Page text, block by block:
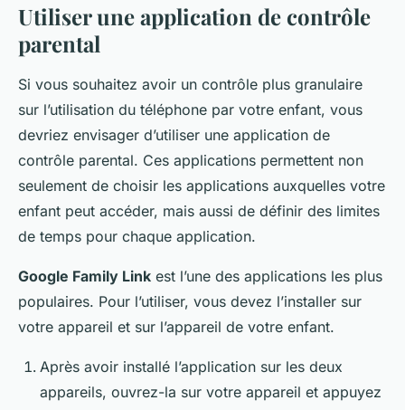
Utiliser une application de contrôle
parental
Si vous souhaitez avoir un contrôle plus granulaire
sur l’utilisation du téléphone par votre enfant, vous
devriez envisager d’utiliser une application de
contrôle parental. Ces applications permettent non
seulement de choisir les applications auxquelles votre
enfant peut accéder, mais aussi de définir des limites
de temps pour chaque application.
Google Family Link est l’une des applications les plus
populaires. Pour l’utiliser, vous devez l’installer sur
votre appareil et sur l’appareil de votre enfant.
Après avoir installé l’application sur les deux
appareils, ouvrez-la sur votre appareil et appuyez